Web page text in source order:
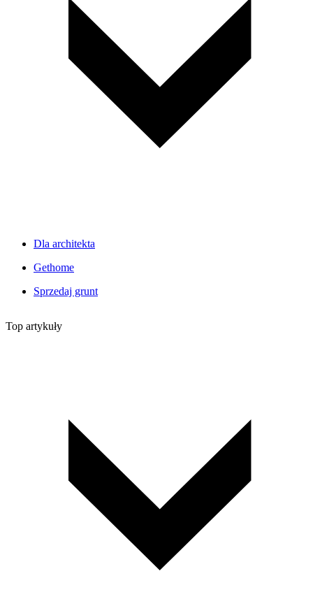
Dla architekta
Gethome
Sprzedaj grunt
Top artykuły